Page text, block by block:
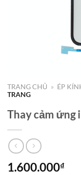
TRANG CHỦ » ÉP
TRANG
Thay cảm ứng
1.600.000₫